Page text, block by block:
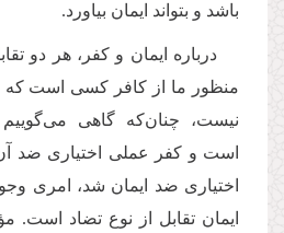
باشد و بتواند ایمان بیاورد.
درباره ایمان و کفر، هر دو
منظور ما از کافر کسی است که
نیست، چنان‌که گاهی می‌گوییم
است و کفر عملی اختیاری ضد
اختیاری ضد ایمان شد، امری
ایمان تقابل از نوع تضاد